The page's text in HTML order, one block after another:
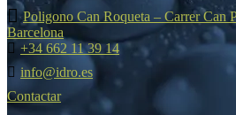
Poligono Can Roqueta – Carrer Can
Barcelona
+34 662 11 39 14
info@idro.es
Contactar